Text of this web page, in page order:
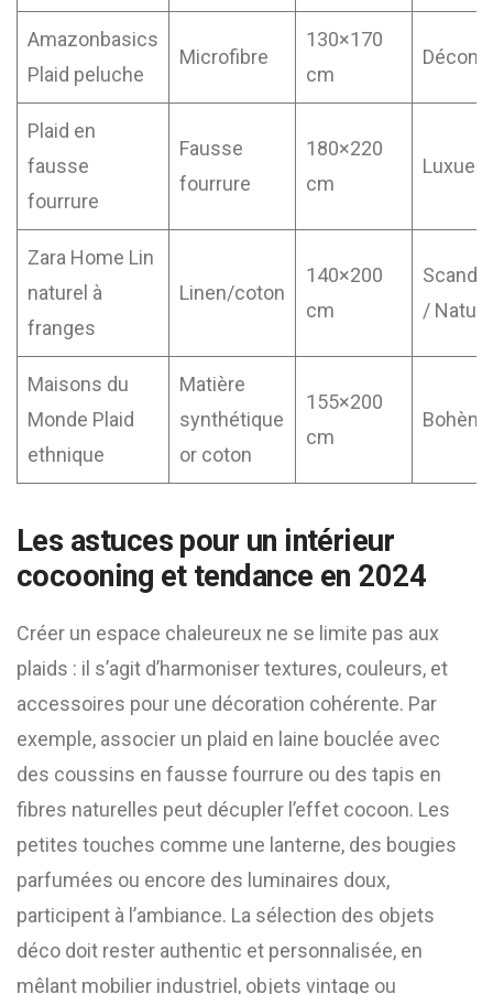
Amazonbasics
Plaid peluche
Microfibre
130×170
cm
Plaid en
fausse
fourrure
Fausse
fourrure
180×220
cm
Zara Home Lin
naturel à
franges
Linen/coton
140×200
cm
/ Nature
Maisons du
Monde Plaid
ethnique
Matière
synthétique
or coton
155×200
cm
Les astuces pour un intérieur
cocooning et tendance en 2024
Créer un espace chaleureux ne se limite pas aux
plaids : il s’agit d’harmoniser textures, couleurs, et
accessoires pour une décoration cohérente. Par
exemple, associer un plaid en laine bouclée avec
des coussins en fausse fourrure ou des tapis en
fibres naturelles peut décupler l’effet cocoon. Les
petites touches comme une lanterne, des bougies
parfumées ou encore des luminaires doux,
participent à l’ambiance. La sélection des objets
déco doit rester authentic et personnalisée, en
mêlant mobilier industriel, objets vintage ou